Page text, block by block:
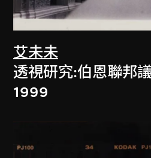
艾未未
透視研究:伯恩聯邦
1999